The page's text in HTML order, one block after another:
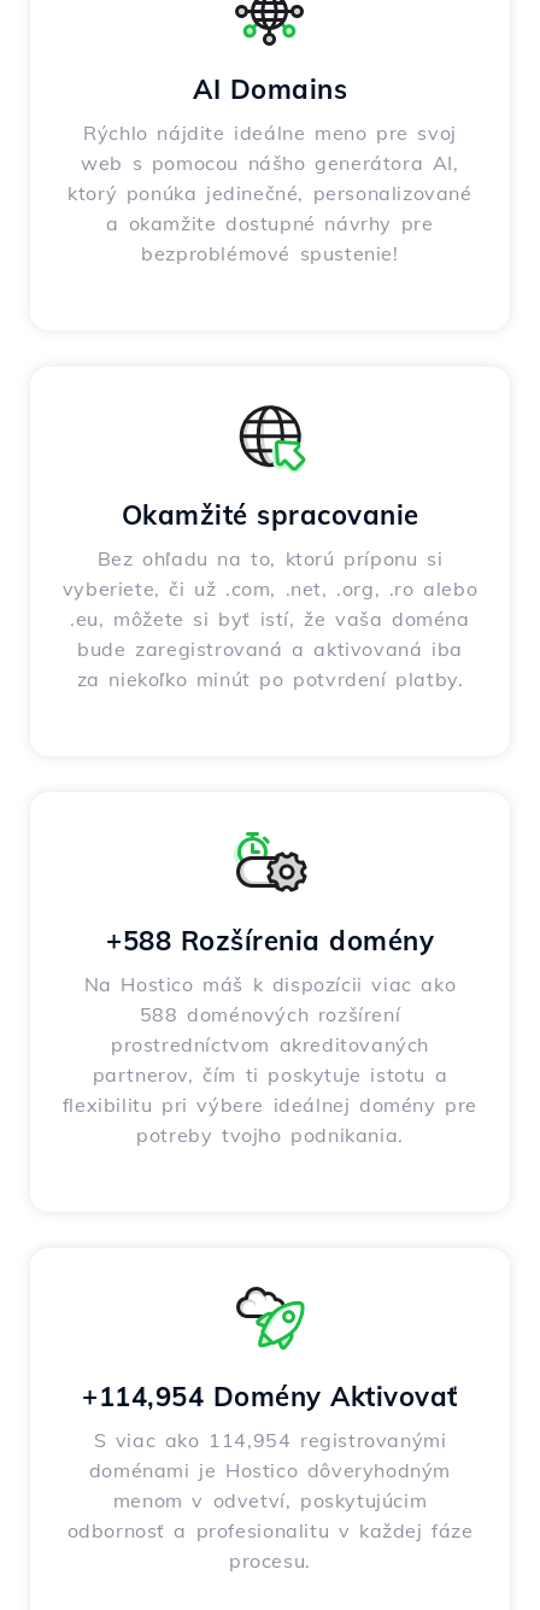
AI Domains
Rýchlo nájdite ideálne meno pre svoj
web s pomocou nášho generátora AI,
ktorý ponúka jedinečné, personalizované
a okamžite dostupné návrhy pre
bezproblémové spustenie!
Okamžité spracovanie
Bez ohľadu na to, ktorú príponu si
vyberiete, či už .com, .net, .org, .ro alebo
.eu, môžete si byť istí, že vaša doména
bude zaregistrovaná a aktivovaná iba
za niekoľko minút po potvrdení platby.
+588 Rozšírenia domény
Na Hostico máš k dispozícii viac ako
588 doménových rozšírení
prostredníctvom akreditovaných
partnerov, čím ti poskytuje istotu a
flexibilitu pri výbere ideálnej domény pre
potreby tvojho podnikania.
+114,954 Domény Aktivovať
S viac ako 114,954 registrovanými
doménami je Hostico dôveryhodným
menom v odvetví, poskytujúcim
odbornosť a profesionalitu v každej fáze
procesu.